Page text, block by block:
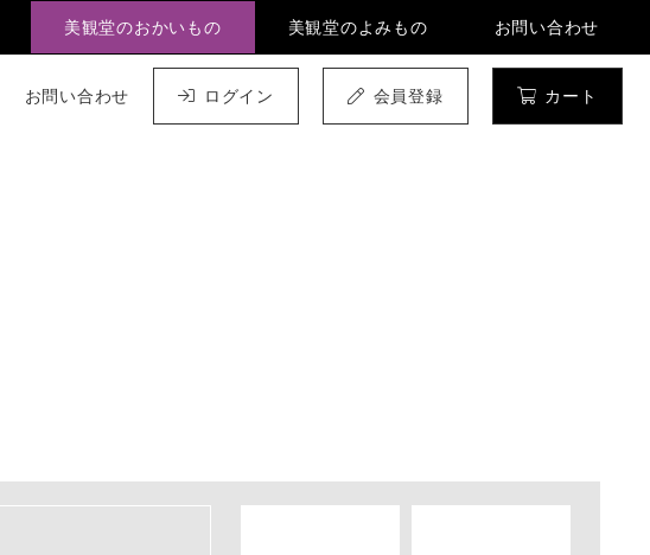
美観堂のおかいもの 美観堂のよみもの お問い合わせ
お問い合わせ ログイン 会員登録 カート